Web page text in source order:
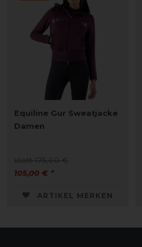
Equiline Gur Sweatjacke
Damen
statt 175,00 €
105,00 € *
ARTIKEL MERKEN